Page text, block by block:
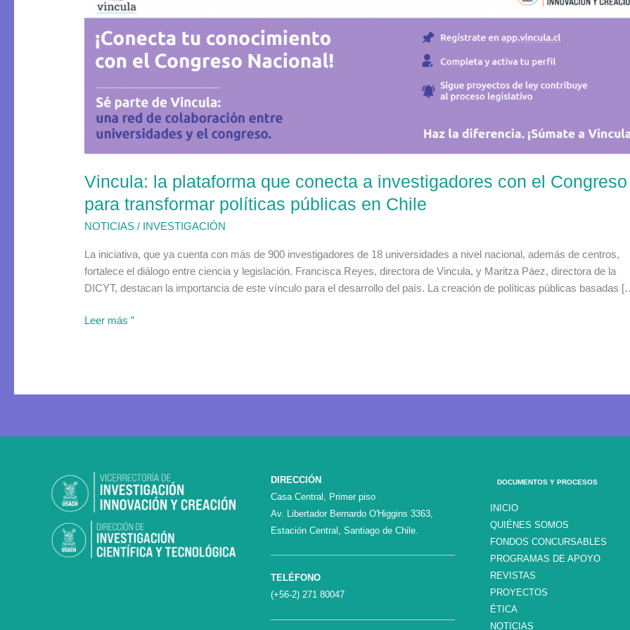
Vincula: la plataforma que conecta a investigadores con el Congreso
para transformar políticas públicas en Chile
NOTICIAS / INVESTIGACIÓN
La iniciativa, que ya cuenta con más de 900 investigadores de 18 universidades a nivel nacional, además de centros,
fortalece el diálogo entre ciencia y legislación. Francisca Reyes, directora de Vincula, y Maritza Páez, directora de la
DICYT, destacan la importancia de este vínculo para el desarrollo del país. La creación de políticas públicas basadas
plataforma
conecta
Congreso
políticas
en
Chile
Leer más ”
DIRECCIÓN
Casa Central, Primer piso
Av. Libertador Bernardo O'Higgins 3363,
Estación Central, Santiago de Chile.
TELÉFONO
(+56-2) 271 80047
DOCUMENTOS Y PROCESOS
INICIO
QUIÉNES SOMOS
FONDOS CONCURSABLES
PROGRAMAS DE APOYO
REVISTAS
PROYECTOS
ÉTICA
NOTICIAS